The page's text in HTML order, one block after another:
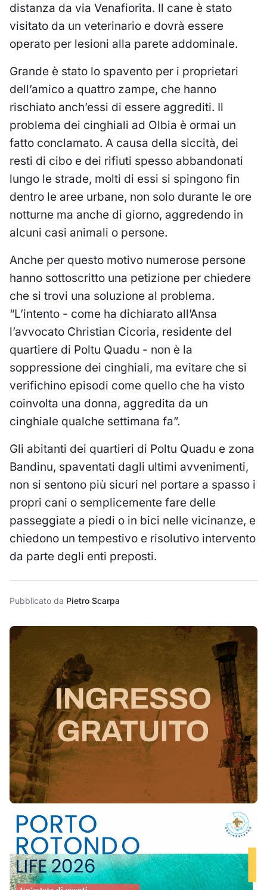
distanza da via Venafiorita. Il cane è stato
visitato da un veterinario e dovrà essere
operato per lesioni alla parete addominale.
Grande è stato lo spavento per i proprietari
dell’amico a quattro zampe, che hanno
rischiato anch’essi di essere aggrediti. Il
problema dei cinghiali ad Olbia è ormai un
fatto conclamato. A causa della siccità, dei
resti di cibo e dei rifiuti spesso abbandonati
lungo le strade, molti di essi si spingono fin
dentro le aree urbane, non solo durante le ore
notturne ma anche di giorno, aggredendo in
alcuni casi animali o persone.
Anche per questo motivo numerose persone
hanno sottoscritto una petizione per chiedere
che si trovi una soluzione al problema.
“L’intento - come ha dichiarato all’Ansa
l’avvocato Christian Cicoria, residente del
quartiere di Poltu Quadu - non è la
soppressione dei cinghiali, ma evitare che si
verifichino episodi come quello che ha visto
coinvolta una donna, aggredita da un
cinghiale qualche settimana fa”.
Gli abitanti dei quartieri di Poltu Quadu e zona
Bandinu, spaventati dagli ultimi avvenimenti,
non si sentono più sicuri nel portare a spasso i
propri cani o semplicemente fare delle
passeggiate a piedi o in bici nelle vicinanze, e
chiedono un tempestivo e risolutivo intervento
da parte degli enti preposti.
Pubblicato da Pietro Scarpa